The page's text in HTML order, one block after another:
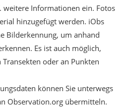
weitere Informationen ein. Fotos
hinzugefügt werden. iObs
Bilderkennung, um anhand
Es ist auch möglich,
oder an Punkten
können Sie unterwegs
Observation.org übermitteln.